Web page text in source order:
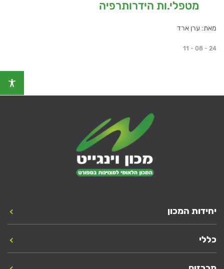
מטפלי.ות הידרותרפיה
מאת: ערן ארד
11 - 08 - 24
יחידות המכון
כללי